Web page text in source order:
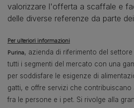
valorizzare l'offerta a scaffale e
delle diverse referenze da parte
Per ulteriori informazioni
Purina, azienda di riferimento del
tutti i segmenti del mercato con una
per soddisfare le esigenze di
gatti, e offre servizi che contribuiscano
fra le persone e i pet. Si rivolge alla